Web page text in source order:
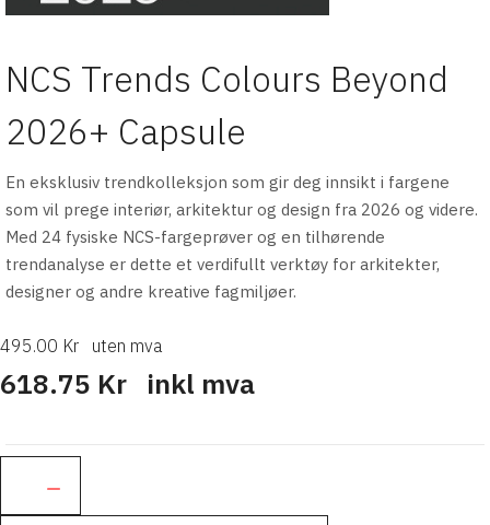
NCS Trends Colours Beyond
2026+ Capsule
En eksklusiv trendkolleksjon som gir deg innsikt i fargene
som vil prege interiør, arkitektur og design fra 2026 og videre.
Med 24 fysiske NCS-fargeprøver og en tilhørende
trendanalyse er dette et verdifullt verktøy for arkitekter,
designer og andre kreative fagmiljøer.
495.00 Kr uten mva
618.75 Kr inkl mva